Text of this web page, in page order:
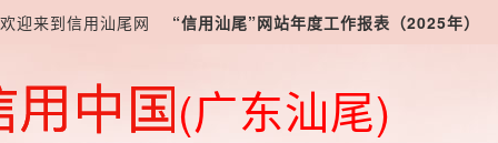
(广东汕尾)
欢迎来到信用汕尾网 “信用汕尾”网站年度工作报表（2025年）